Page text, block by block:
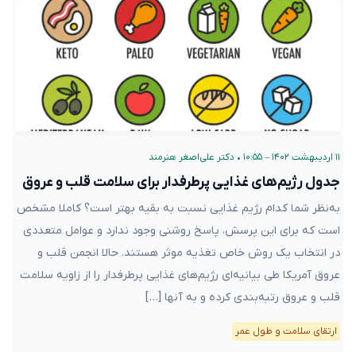
۱۱ اردیبهشت ۱۴۰۲ – ۱۰:۵۵ • دکتر علی‌اصغر هنرمند
جدول رژیم‌های غذایی پرطرفدار برای سلامت قلب و عروق
به‌نظر شما کدام رژیم غذایی نسبت به بقیه بهتر است؟ کاملا مشخص
است که برای این پرسش، پاسخ روشنی وجود ندارد و عوامل متعددی
در انتخاب یک روش خاص تغذیه موثر هستند. حالا انجمن قلب‌ و
عروق آمریکا طی بیانیه‌ای رژیم‌های غذایی پرطرفدار را از زاویه سلامت
قلب و عروق رتبه‌بندی کرده و به آنها […]
ارتقای سلامت و طول عمر